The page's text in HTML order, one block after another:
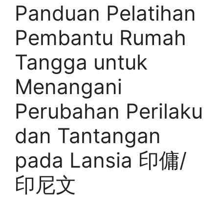
Panduan Pelatihan
Pembantu Rumah
Tangga untuk
Menangani
Perubahan Perilaku
dan Tantangan
pada Lansia 印傭/
印尼文